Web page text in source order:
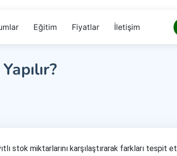
Eğitim Fiyatlar İletişim
stok miktarlarını karşılaştırarak farkları tespit